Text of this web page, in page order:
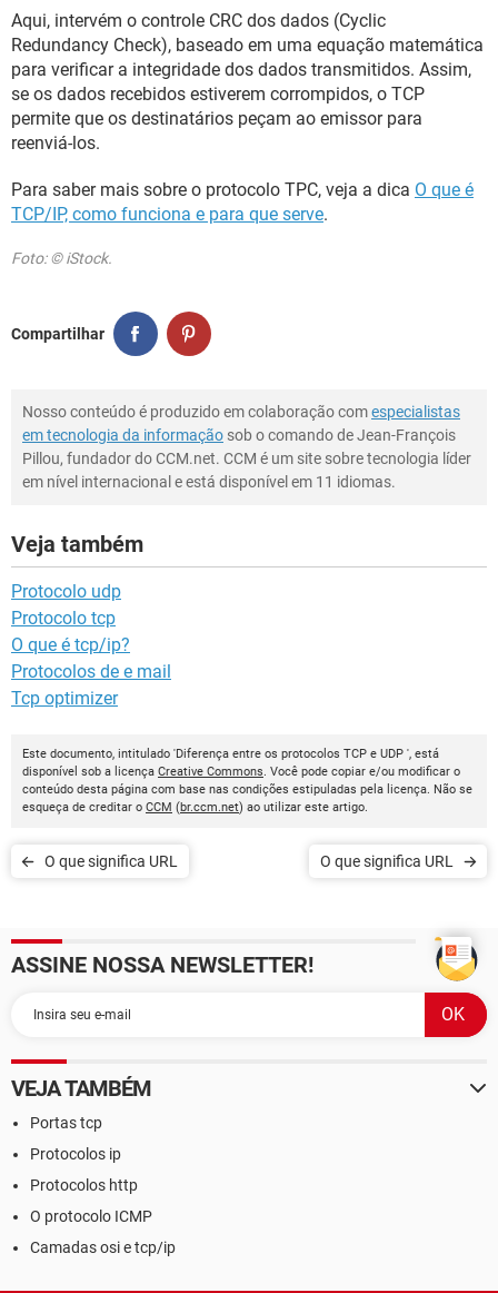
Aqui, intervém o controle CRC dos dados (Cyclic
Redundancy Check), baseado em uma equação matemática
para verificar a integridade dos dados transmitidos. Assim,
se os dados recebidos estiverem corrompidos, o TCP
permite que os destinatários peçam ao emissor para
reenviá-los.
Para saber mais sobre o protocolo TPC, veja a dica O que é
TCP/IP, como funciona e para que serve.
Foto: © iStock.
Compartilhar
Nosso conteúdo é produzido em colaboração comespecialistas
em tecnologia da informação sob o comando de Jean-François
Pillou, fundador do CCM.net. CCM é um site sobre tecnologia líder
em nível internacional e está disponível em 11 idiomas.
Veja também
Protocolo udp
Protocolo tcp
O que é tcp/ip?
Protocolos de e mail
Tcp optimizer
Este documento, intitulado 'Diferença entre os protocolos TCP e UDP ', está
disponível sob a licença Creative Commons. Você pode copiar e/ou modificar o
conteúdo desta página com base nas condições estipuladas pela licença. Não se
esqueça de creditar o CCM (br.ccm.net) ao utilizar este artigo.
O que significa URL O que significa URL
ASSINE NOSSA NEWSLETTER!
VEJA TAMBÉM
Portas tcp
Protocolos ip
Protocolos http
O protocolo ICMP
Camadas osi e tcp/ip